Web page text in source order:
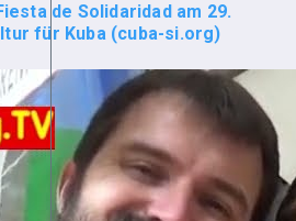
de Solidaridad am 29.
für Kuba (cuba-si.org)